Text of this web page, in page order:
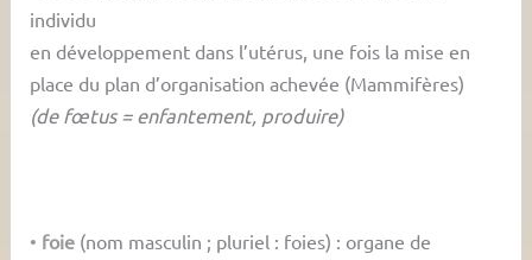
individu
en développement dans l’utérus, une fois la mise en
place du plan d’organisation achevée (Mammifères)
(de fœtus = enfantement, produire)
• foie (nom masculin ; pluriel : foies) : organe de